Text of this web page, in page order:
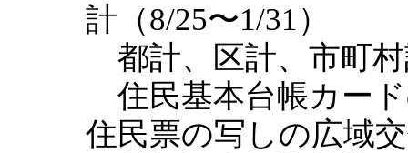
計（8/25〜1/31）
都計、区計、市町
住民基本台帳カー
住民票の写しの広域